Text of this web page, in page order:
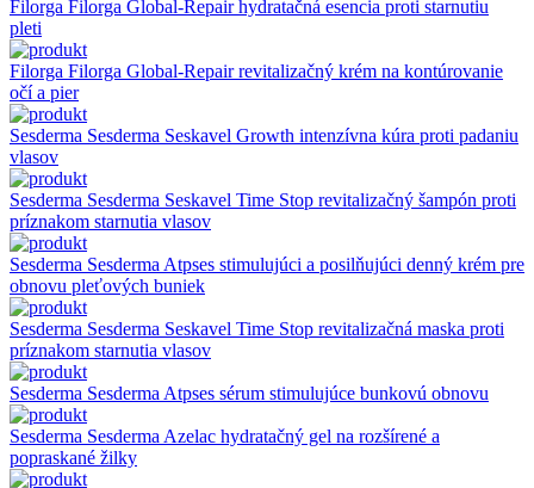
Filorga Filorga Global-Repair hydratačná esencia proti starnutiu
pleti
Filorga Filorga Global-Repair revitalizačný krém na kontúrovanie
očí a pier
Sesderma Sesderma Seskavel Growth intenzívna kúra proti padaniu
vlasov
Sesderma Sesderma Seskavel Time Stop revitalizačný šampón proti
príznakom starnutia vlasov
Sesderma Sesderma Atpses stimulujúci a posilňujúci denný krém pre
obnovu pleťových buniek
Sesderma Sesderma Seskavel Time Stop revitalizačná maska proti
príznakom starnutia vlasov
Sesderma Sesderma Atpses sérum stimulujúce bunkovú obnovu
Sesderma Sesderma Azelac hydratačný gel na rozšírené a
popraskané žilky